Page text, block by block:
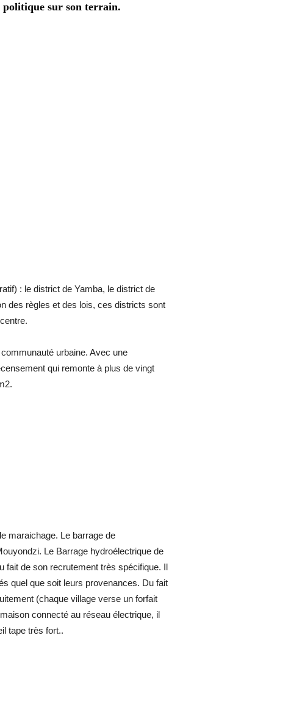
politique sur son terrain.
: le district de Yamba, le district de
des règles et des lois, ces districts sont
urbaine. Avec une
qui remonte à plus de vingt
maraichage. Le barrage de
Le Barrage hydroélectrique de
fait de son recrutement très spécifique. Il
quel que soit leurs provenances. Du fait
(chaque village verse un forfait
connecté au réseau électrique, il
tape très fort..